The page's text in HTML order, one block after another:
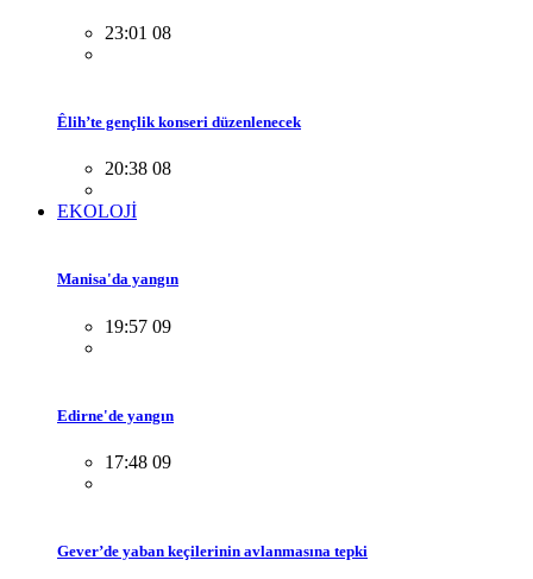
23:01 08
Êlih’te gençlik konseri düzenlenecek
20:38 08
EKOLOJİ
Manisa'da yangın
19:57 09
Edirne'de yangın
17:48 09
Gever’de yaban keçilerinin avlanmasına tepki